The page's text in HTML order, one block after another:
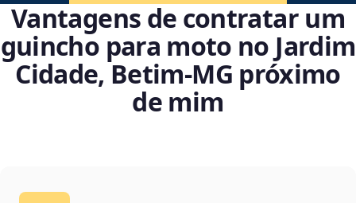
Vantagens de contratar um
guincho para moto no Jardim
Cidade, Betim‑MG próximo
de mim